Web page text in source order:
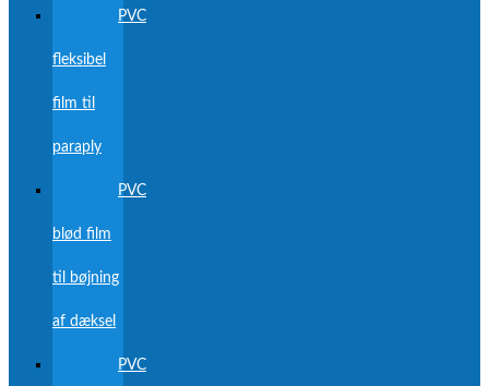
PVC
fleksibel
film til
paraply
PVC
blød film
til bøjning
af dæksel
PVC